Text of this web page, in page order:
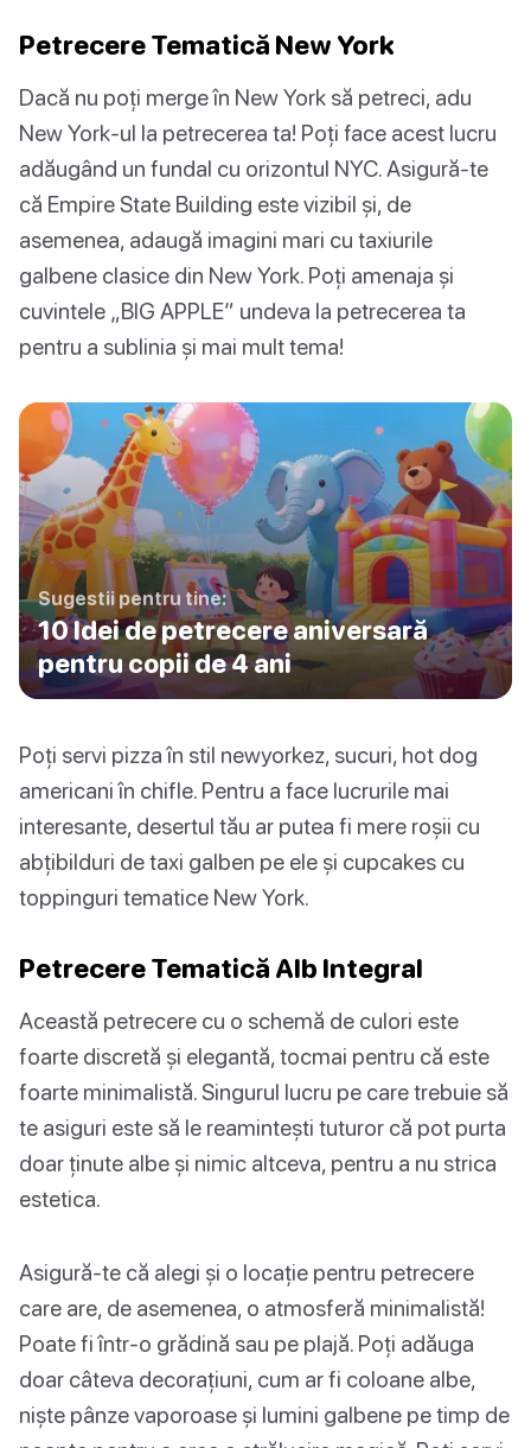
Petrecere Tematică New York
Dacă nu poți merge în New York să petreci, adu
New York-ul la petrecerea ta! Poți face acest lucru
adăugând un fundal cu orizontul NYC. Asigură-te
că Empire State Building este vizibil și, de
asemenea, adaugă imagini mari cu taxiurile
galbene clasice din New York. Poți amenaja și
cuvintele „BIG APPLE” undeva la petrecerea ta
pentru a sublinia și mai mult tema!
Sugestii pentru tine:
10 Idei de petrecere aniversară
pentru copii de 4 ani
Poți servi pizza în stil newyorkez, sucuri, hot dog
americani în chifle. Pentru a face lucrurile mai
interesante, desertul tău ar putea fi mere roșii cu
abțibilduri de taxi galben pe ele și cupcakes cu
toppinguri tematice New York.
Petrecere Tematică Alb Integral
Această petrecere cu o schemă de culori este
foarte discretă și elegantă, tocmai pentru că este
foarte minimalistă. Singurul lucru pe care trebuie să
te asiguri este să le reamintești tuturor că pot purta
doar ținute albe și nimic altceva, pentru a nu strica
estetica.
Asigură-te că alegi și o locație pentru petrecere
care are, de asemenea, o atmosferă minimalistă!
Poate fi într-o grădină sau pe plajă. Poți adăuga
doar câteva decorațiuni, cum ar fi coloane albe,
niște pânze vaporoase și lumini galbene pe timp de